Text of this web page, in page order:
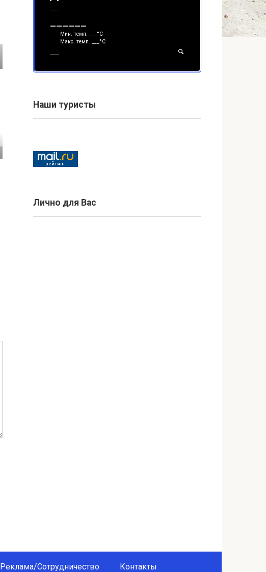
Мин. темп.
°С
Макс. темп.
°С
Наши туристы
Лично для Вас
Реклама/Сотрудничество Контакты